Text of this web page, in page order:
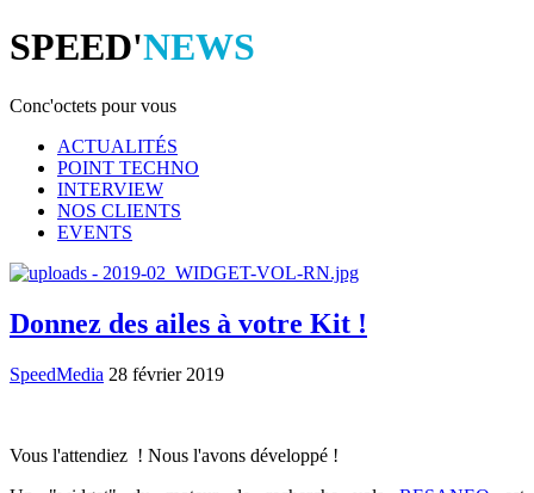
SPEED'NEWS
Conc'octets pour vous
ACTUALITÉS
POINT TECHNO
INTERVIEW
NOS CLIENTS
EVENTS
Donnez des ailes à votre Kit !
SpeedMedia 28 février 2019
Vous l'attendiez ! Nous l'avons développé !